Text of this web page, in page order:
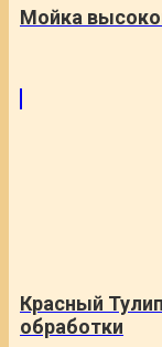
Мойка
Красный
обработки